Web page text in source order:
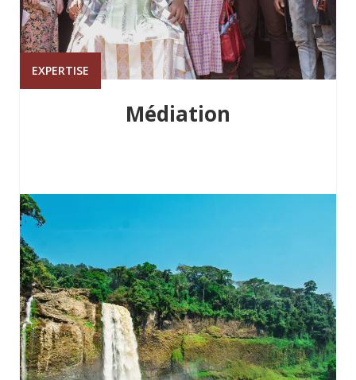
EXPERTISE
Médiation